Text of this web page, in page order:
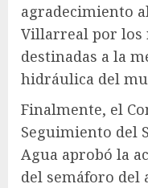
agradecimiento
Villarreal por los
destinadas a la
hidráulica del
Finalmente, el
Seguimiento del
Agua aprobó la
del semáforo del